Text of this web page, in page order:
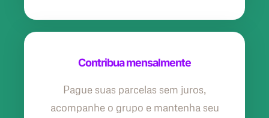
Contribua mensalmente
Pague suas parcelas sem juros,
acompanhe o grupo e mantenha seu